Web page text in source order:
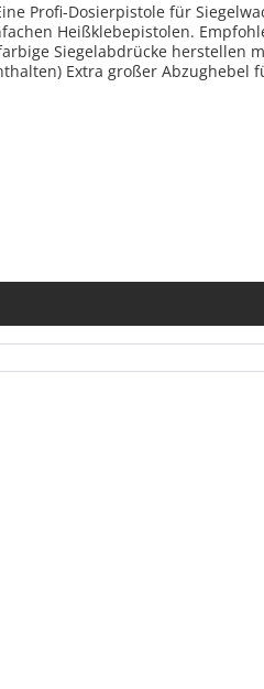
Profi-Dosierpistole für
Heißklebepistolen.
Siegelabdrücke herstellen